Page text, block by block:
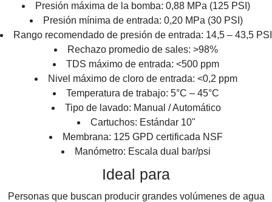
Presión máxima de la bomba: 0,88 MPa (125 PSI)
Presión mínima de entrada: 0,20 MPa (30 PSI)
Rango recomendado de presión de entrada: 14,5 – 43,5 PSI
Rechazo promedio de sales: >98%
TDS máximo de entrada: <500 ppm
Nivel máximo de cloro de entrada: <0,2 ppm
Temperatura de trabajo: 5°C – 45°C
Tipo de lavado: Manual / Automático
Cartuchos: Estándar 10"
Membrana: 125 GPD certificada NSF
Manómetro: Escala dual bar/psi
Ideal para
Personas que buscan producir grandes volúmenes de agua